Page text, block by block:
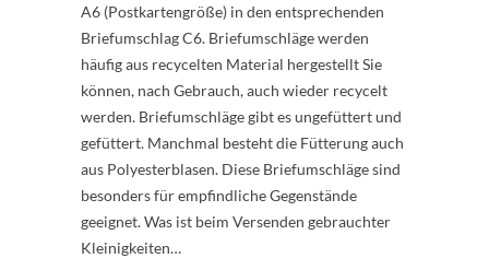
A6 (Postkartengröße) in den entsprechenden
Briefumschlag C6. Briefumschläge werden
häufig aus recycelten Material hergestellt Sie
können, nach Gebrauch, auch wieder recycelt
werden. Briefumschläge gibt es ungefüttert und
gefüttert. Manchmal besteht die Fütterung auch
aus Polyesterblasen. Diese Briefumschläge sind
besonders für empfindliche Gegenstände
geeignet. Was ist beim Versenden gebrauchter
Kleinigkeiten…